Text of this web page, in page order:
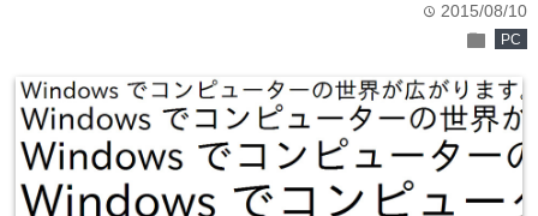
time 2015/08/10
folder PC